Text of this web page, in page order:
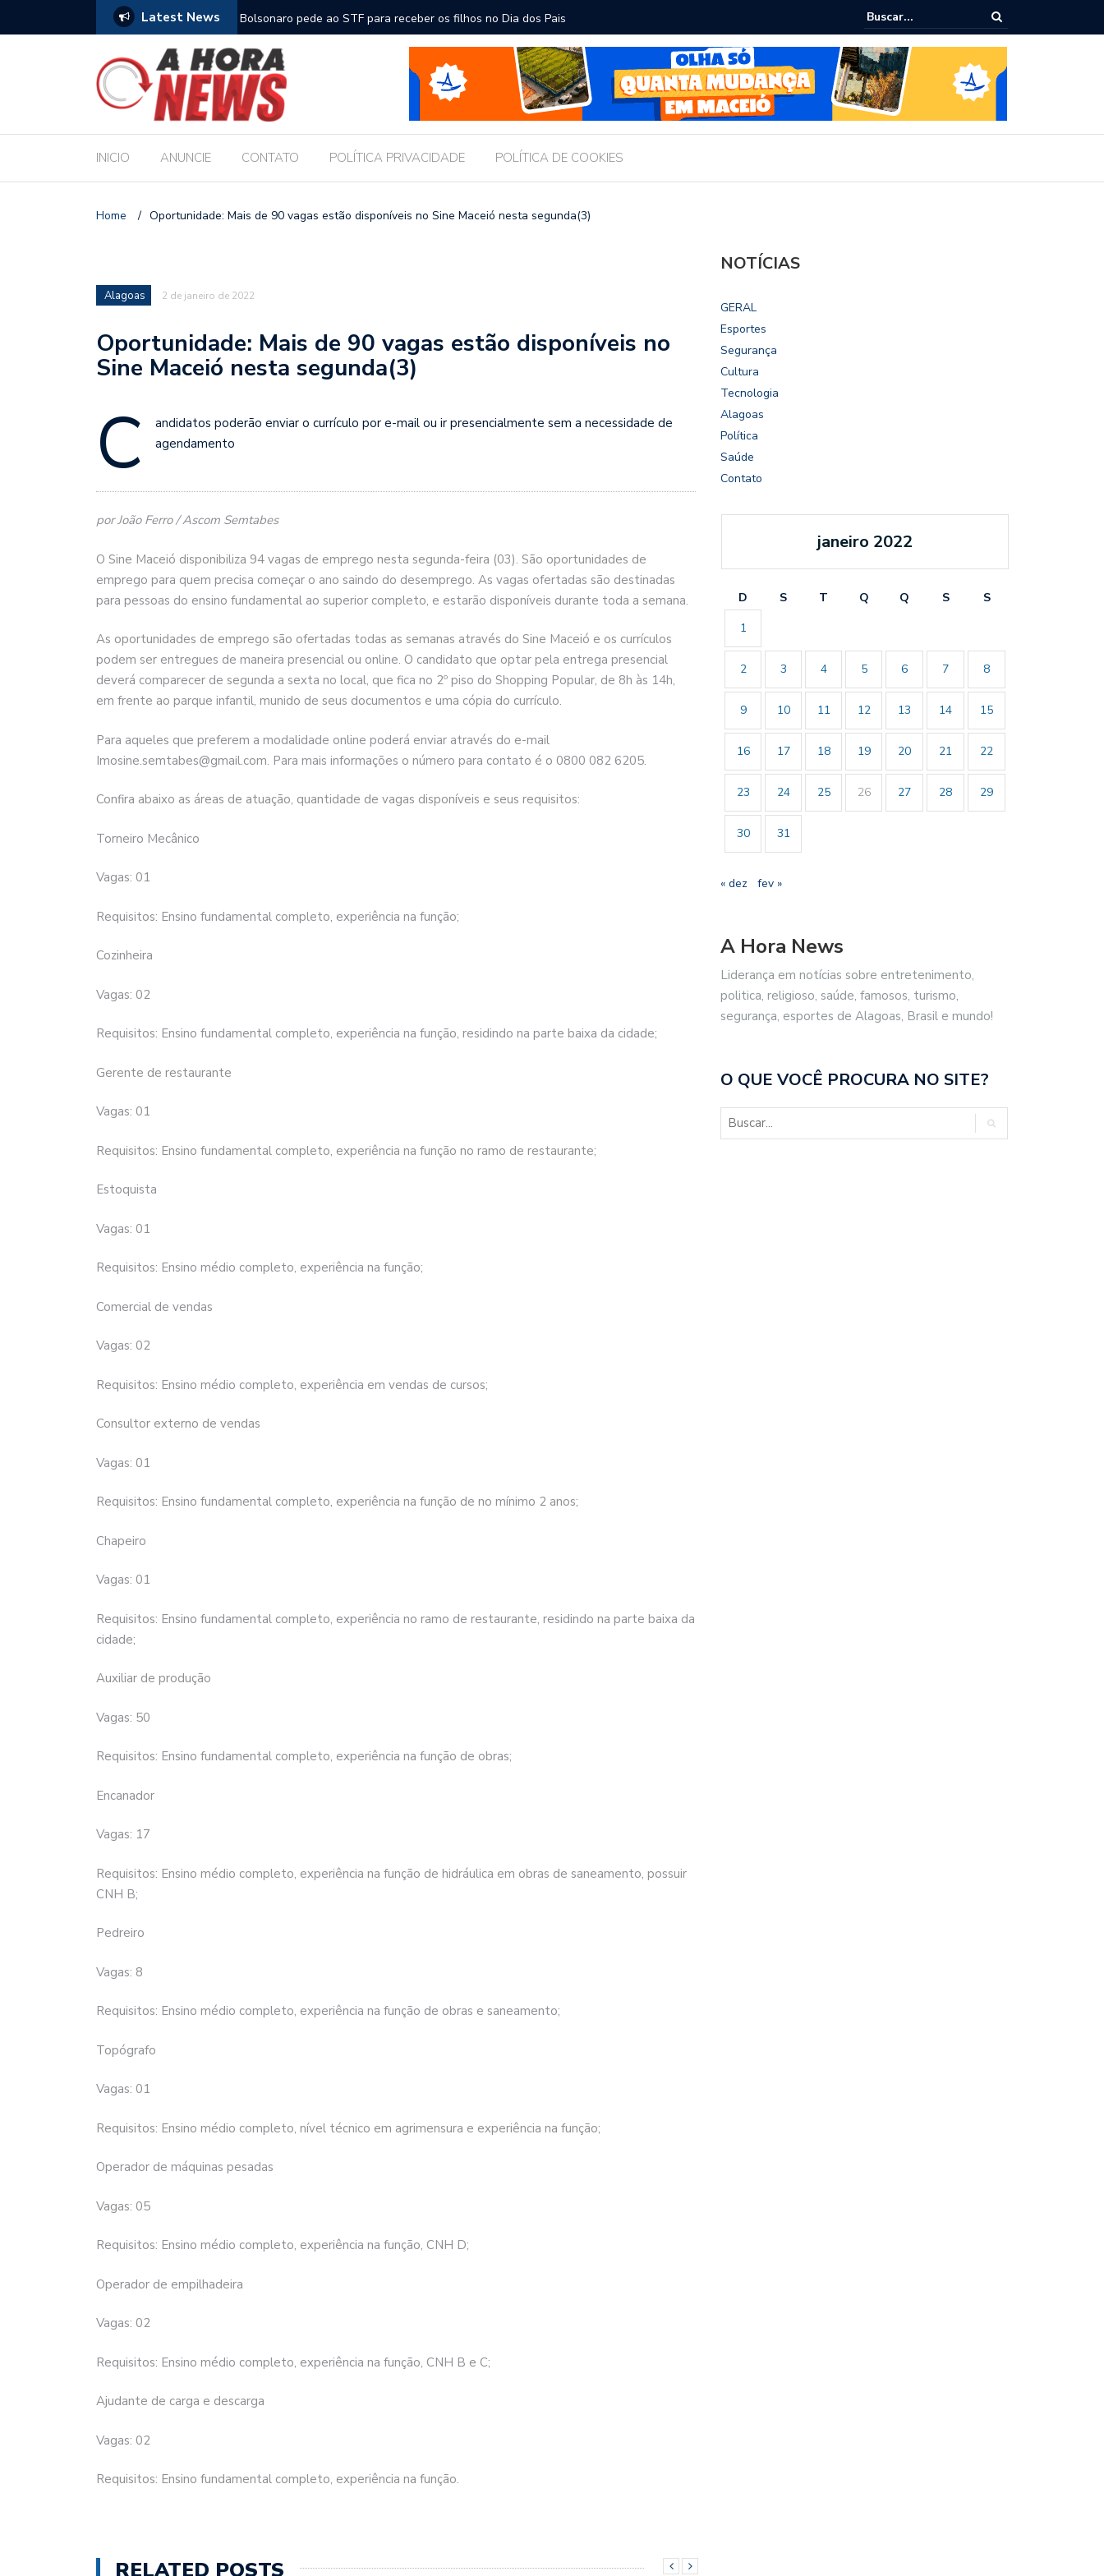
Latest News
com a Educação durante posse Bolsonaro pede ao STF para receber os filhos no Dia dos Pais
Câmara dialoga com UFAL e Faculdade de Coimbra sobre parcerias para
Legislativo
INICIO ANUNCIE CONTATO POLÍTICA PRIVACIDADE POLÍTICA DE COOKIES
Home / Oportunidade: Mais de 90 vagas estão disponíveis no Sine Maceió nesta segunda(3)
Alagoas 2 de janeiro de 2022
Oportunidade: Mais de 90 vagas estão disponíveis no
Sine Maceió nesta segunda(3)
C
andidatos poderão enviar o currículo por e-mail ou ir presencialmente sem a necessidade de
agendamento
por João Ferro / Ascom Semtabes
O Sine Maceió disponibiliza 94 vagas de emprego nesta segunda-feira (03). São oportunidades de
emprego para quem precisa começar o ano saindo do desemprego. As vagas ofertadas são destinadas
para pessoas do ensino fundamental ao superior completo, e estarão disponíveis durante toda a semana.
As oportunidades de emprego são ofertadas todas as semanas através do Sine Maceió e os currículos
podem ser entregues de maneira presencial ou online. O candidato que optar pela entrega presencial
deverá comparecer de segunda a sexta no local, que fica no 2º piso do Shopping Popular, de 8h às 14h,
em frente ao parque infantil, munido de seus documentos e uma cópia do currículo.
Para aqueles que preferem a modalidade online poderá enviar através do e-mail
Imosine.semtabes@gmail.com. Para mais informações o número para contato é o 0800 082 6205.
Confira abaixo as áreas de atuação, quantidade de vagas disponíveis e seus requisitos:
Torneiro Mecânico
Vagas: 01
Requisitos: Ensino fundamental completo, experiência na função;
Cozinheira
Vagas: 02
Requisitos: Ensino fundamental completo, experiência na função, residindo na parte baixa da cidade;
Gerente de restaurante
Vagas: 01
Requisitos: Ensino fundamental completo, experiência na função no ramo de restaurante;
Estoquista
Vagas: 01
Requisitos: Ensino médio completo, experiência na função;
Comercial de vendas
Vagas: 02
Requisitos: Ensino médio completo, experiência em vendas de cursos;
Consultor externo de vendas
Vagas: 01
Requisitos: Ensino fundamental completo, experiência na função de no mínimo 2 anos;
Chapeiro
Vagas: 01
Requisitos: Ensino fundamental completo, experiência no ramo de restaurante, residindo na parte baixa da
cidade;
Auxiliar de produção
Vagas: 50
Requisitos: Ensino fundamental completo, experiência na função de obras;
Encanador
Vagas: 17
Requisitos: Ensino médio completo, experiência na função de hidráulica em obras de saneamento, possuir
CNH B;
Pedreiro
Vagas: 8
Requisitos: Ensino médio completo, experiência na função de obras e saneamento;
Topógrafo
Vagas: 01
Requisitos: Ensino médio completo, nível técnico em agrimensura e experiência na função;
Operador de máquinas pesadas
Vagas: 05
Requisitos: Ensino médio completo, experiência na função, CNH D;
Operador de empilhadeira
Vagas: 02
Requisitos: Ensino médio completo, experiência na função, CNH B e C;
Ajudante de carga e descarga
Vagas: 02
Requisitos: Ensino fundamental completo, experiência na função.
RELATED POSTS
NOTÍCIAS
GERAL
Esportes
Segurança
Cultura
Tecnologia
Alagoas
Política
Saúde
Contato
janeiro 2022
D S T Q Q S
S
1
2 3 4 5 6 7 8
9 10 11 12 13 14 15
16 17 18 19 20 21 22
23 24 25 26 27 28 29
30 31
« dez fev »
A Hora News
Liderança em notícias sobre entretenimento,
politica, religioso, saúde, famosos, turismo,
segurança, esportes de Alagoas, Brasil e mundo!
O QUE VOCÊ PROCURA NO SITE?